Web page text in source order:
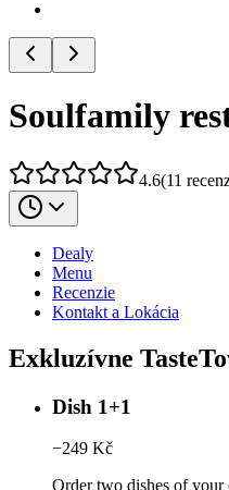
Soulfamily
4.6(11
Dealy
Menu
Recenzie
Kontakt a Lokácia
Exkluzívne
Dish 1+1
−249 Kč
Order two dishes of your